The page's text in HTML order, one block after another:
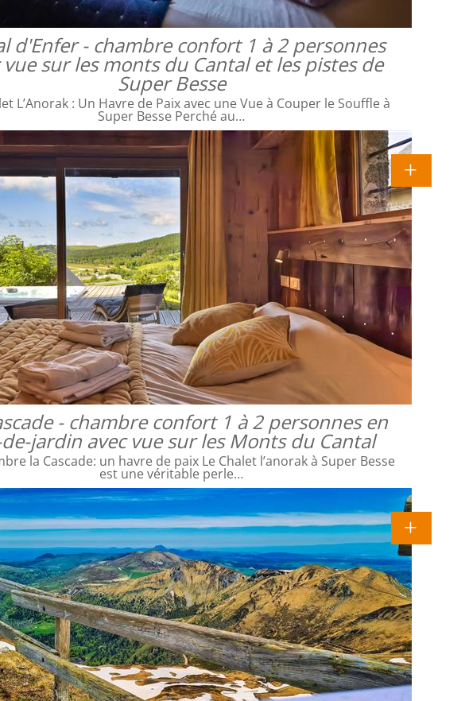
d'Enfer - chambre confort 1 à 2 personnes
vue sur les monts du Cantal et les pistes de
Super Besse
L’Anorak : Un Havre de Paix avec une Vue à Couper le Souffle à
Super Besse Perché au…
- chambre confort 1 à 2 personnes en
jardin avec vue sur les Monts du Cantal
la Cascade: un havre de paix Le Chalet l’anorak à Super Besse
est une véritable perle…